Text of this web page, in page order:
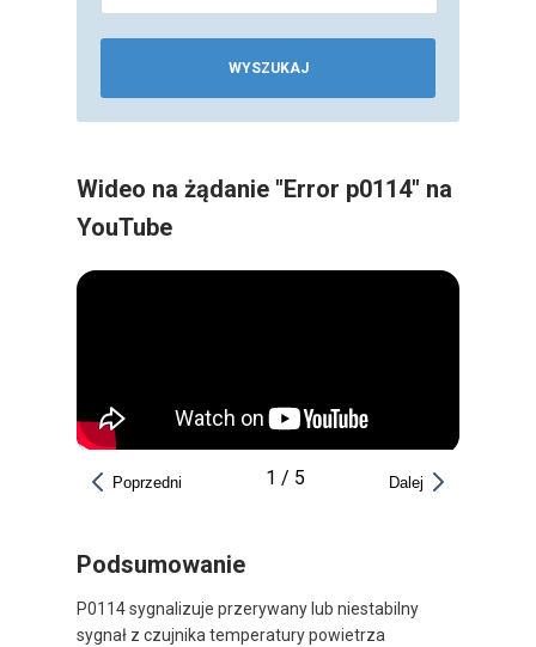
WYSZUKAJ
Wideo na żądanie "Error p0114" na
YouTube
Poprzedni 1 / 5 Dalej
Podsumowanie
P0114 sygnalizuje przerywany lub niestabilny
sygnał z czujnika temperatury powietrza